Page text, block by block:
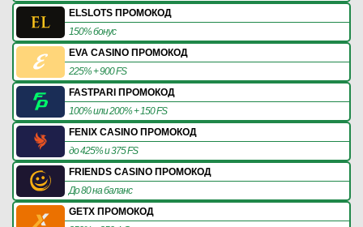
ELSLOTS ПРОМОКОД
150% бонус
EVA CASINO ПРОМОКОД
225% + 900 FS
FASTPARI ПРОМОКОД
100% или 200% + 150 FS
FENIX CASINO ПРОМОКОД
до 425% и 375 FS
FRIENDS CASINO ПРОМОКОД
До 80 на баланс
GETX ПРОМОКОД